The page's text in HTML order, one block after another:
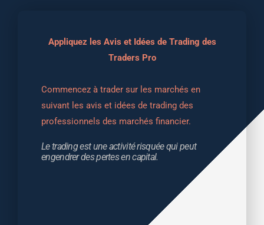
Appliquez les Avis et Idées de Trading des
Traders Pro
Commencez à trader sur les marchés en
suivant les avis et idées de trading des
professionnels des marchés financier.
Le trading est une activité risquée qui peut
engendrer des pertes en capital.